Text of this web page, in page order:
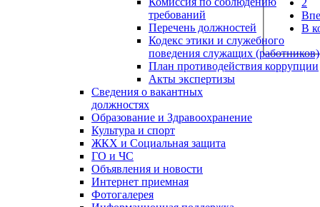
требований
Перечень должностей
Кодекс этики и служебного
поведения служащих (работников)
План противодействия коррупции
Акты экспертизы
Сведения о вакантных
должностях
Образование и Здравоохранение
Культура и спорт
ЖКХ и Социальная защита
ГО и ЧС
Объявления и новости
Интернет приемная
Фотогалерея
2
В